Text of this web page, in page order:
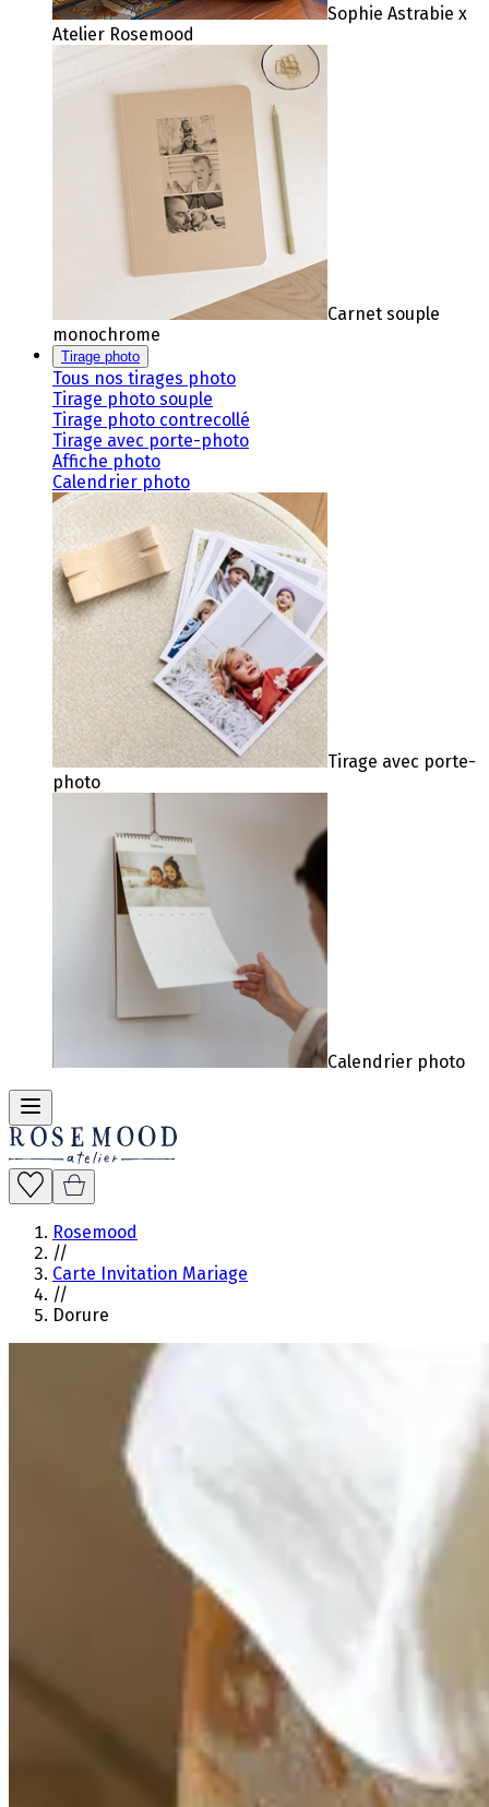
Sophie Astrabie x
Atelier Rosemood
Carnet souple
monochrome
Tirage photo
Tous nos tirages photo
Tirage photo souple
Tirage photo contrecollé
Tirage avec porte-photo
Affiche photo
Calendrier photo
Tirage avec porte-
photo
Calendrier photo
Rosemood
//
Carte Invitation Mariage
//
Dorure